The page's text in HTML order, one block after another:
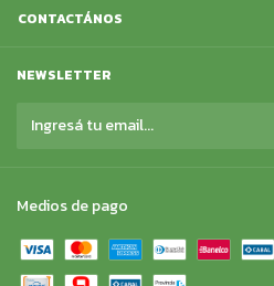
CONTACTÁNOS
NEWSLETTER
Medios de pago